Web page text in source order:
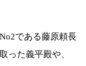
である藤原頼長
た義平殿や、